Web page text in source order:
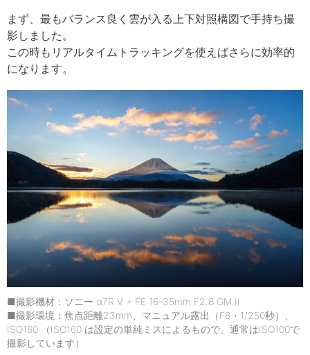
まず、最もバランス良く雲が入る上下対照構図で手持ち撮
影しました。
この時もリアルタイムトラッキングを使えばさらに効率的
になります。
■撮影機材：ソニー α7R V + FE 16-35mm F2.8 GM II
■撮影環境：焦点距離23mm、マニュアル露出（F8・1/250秒）、
ISO160 （ISO160 は設定の単純ミスによるもので、通常はISO100で
撮影しています）